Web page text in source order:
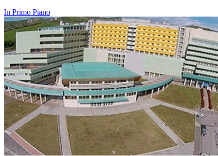
In Primo Piano